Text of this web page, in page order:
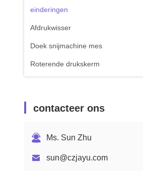
einderingen
Afdrukwisser
Doek snijmachine mes
Roterende drukskerm
contacteer ons
Ms. Sun Zhu
sun@czjayu.com